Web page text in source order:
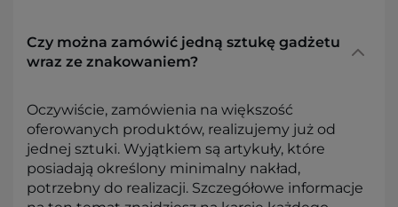
Czy można zamówić jedną sztukę gadżetu
wraz ze znakowaniem?
Oczywiście, zamówienia na większość
oferowanych produktów, realizujemy już od
jednej sztuki. Wyjątkiem są artykuły, które
posiadają określony minimalny nakład,
potrzebny do realizacji. Szczegółowe informacje